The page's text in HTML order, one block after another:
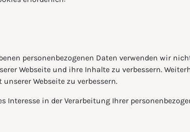
personenbezogenen Daten verwenden wir
Webseite und ihre Inhalte zu verbessern.
Webseite zu verbessern.
Interesse in der Verarbeitung Ihrer